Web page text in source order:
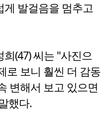
게 발걸음을 멈추고
(47) 씨는 "사진으
로 보니 훨씬 더 감동
변해서 보고 있으면
했다.